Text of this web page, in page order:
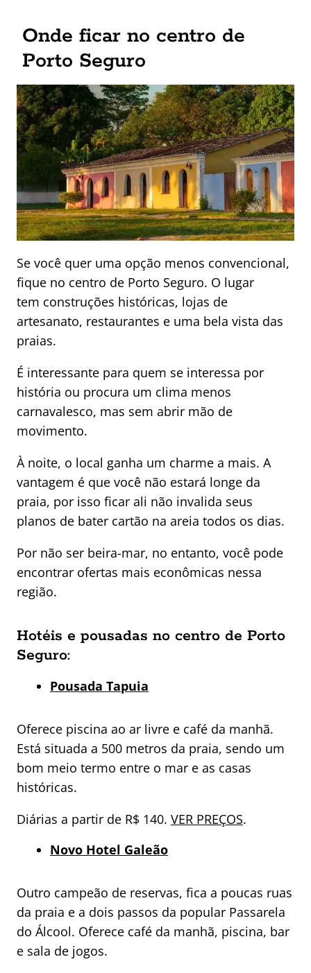
Onde ficar no centro de
Porto Seguro
Se você quer uma opção menos convencional,
fique no centro de Porto Seguro. O lugar
tem construções históricas, lojas de
artesanato, restaurantes e uma bela vista das
praias.
É interessante para quem se interessa por
história ou procura um clima menos
carnavalesco, mas sem abrir mão de
movimento.
À noite, o local ganha um charme a mais. A
vantagem é que você não estará longe da
praia, por isso ficar ali não invalida seus
planos de bater cartão na areia todos os dias.
Por não ser beira-mar, no entanto, você pode
encontrar ofertas mais econômicas nessa
região.
Hotéis e pousadas no centro de Porto
Seguro:
Pousada Tapuia
Oferece piscina ao ar livre e café da manhã.
Está situada a 500 metros da praia, sendo um
bom meio termo entre o mar e as casas
históricas.
Diárias a partir de R$ 140. VER PREÇOS.
Novo Hotel Galeão
Outro campeão de reservas, fica a poucas ruas
da praia e a dois passos da popular Passarela
do Álcool. Oferece café da manhã, piscina, bar
e sala de jogos.